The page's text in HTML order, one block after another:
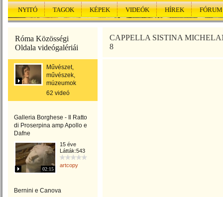
NYITÓ TAGOK KÉPEK VIDEÓK HÍREK FÓRUM
Róma Közösségi
Oldala videógalériái
Művészet,
művészek,
múzeumok
62 videó
Galleria Borghese - Il Ratto
di Proserpina amp Apollo e
Dafne
02:15
15 éve
Látták:543
artcopy
Bernini e Canova
CAPPELLA SISTINA
8